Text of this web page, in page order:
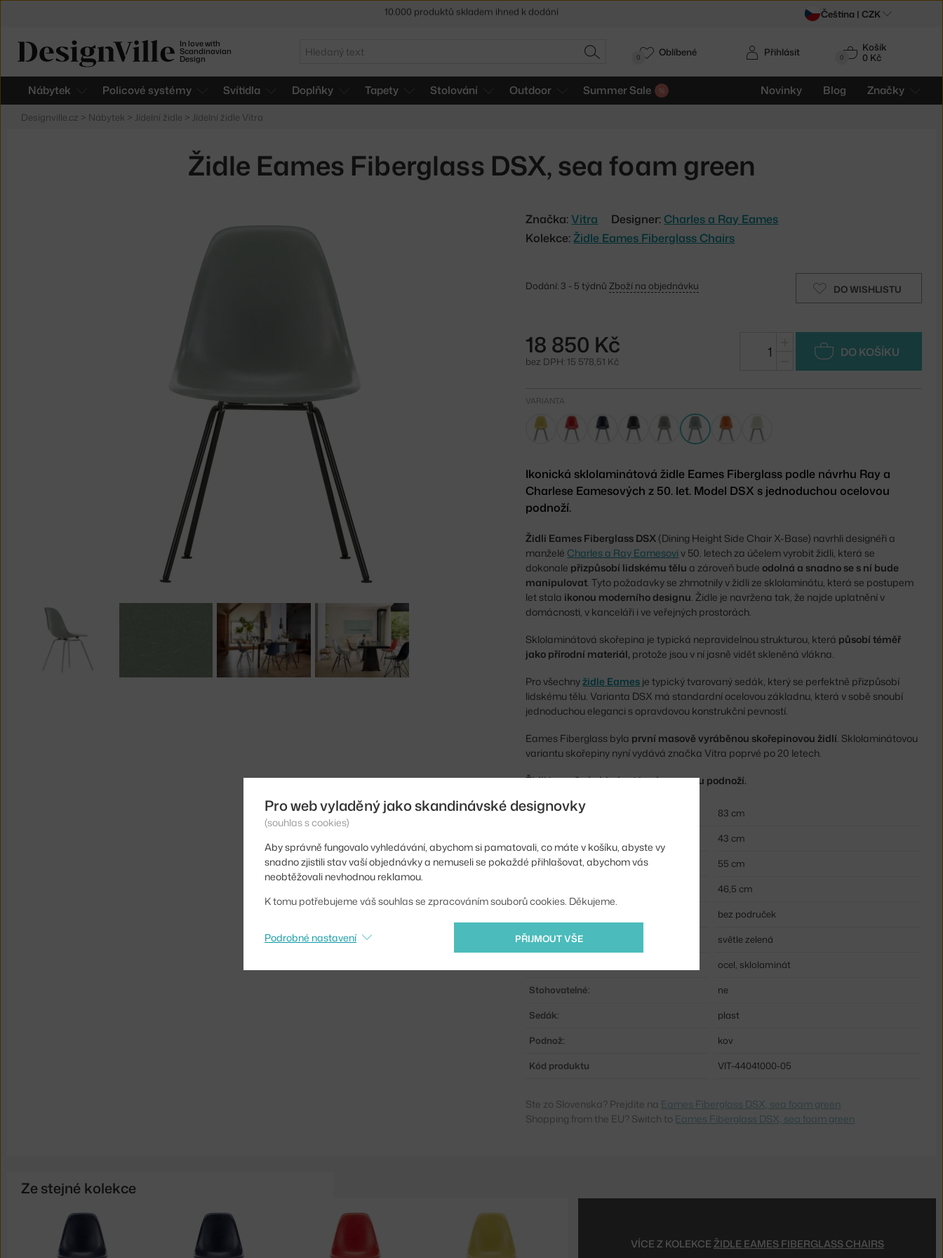
In love with
Scandinavian
Design
Hledat
HLEDAT 0
Košík
0 Kč
Nábytek Policové systémy Svítidla Doplňky Tapety Stolování Outdoor Summer Sale Novinky Blog Značky
Přihlásit
0 Oblíbené
Designville.cz > Nábytek > Jídelní židle > Jídelní židle Vitra
Židle Eames Fiberglass DSX, sea foam green
Značka:Vitra Designer:Charles a Ray Eames
Kolekce:Židle Eames Fiberglass Chairs
DO WISHLISTU
Dodání: 3 - 5 týdnůZboží na objednávku
18 850 Kč
bez DPH: 15 578,51 Kč
DO KOŠÍKU
VARIANTA
Ikonická sklolaminátová židle Eames Fiberglass podle návrhu Ray a
Charlese Eamesových z 50. let. Model DSX s jednoduchou ocelovou
podnoží.
Židli Eames Fiberglass DSX (Dining Height Side Chair X-Base) navrhli designéři a
manželé Charles a Ray Eamesovi v 50. letech za účelem vyrobit židli, která se
dokonale přizpůsobí lidskému tělu a zároveň budeodolná a snadno se s ní bude
manipulovat . Tyto požadavky se zhmotnily v židli ze sklolaminátu, která se postupem
let stala ikonou moderního designu . Židle je navržena tak, že najde uplatnění v
domácnosti, v kanceláři i ve veřejných prostorách.
Sklolaminátová skořepina je typická nepravidelnou strukturou, která působí téměř
jako přírodní materiál, protože jsou v ní jasně vidět skleněná vlákna.
Pro všechnyžidle Eames je typický tvarovaný sedák, který se perfektně přizpůsobí
lidskému tělu. Varianta DSX má standardní ocelovou základnu, která v sobě snoubí
jednoduchou eleganci s opravdovou konstrukční pevností.
Eames Fiberglass byla první masově vyráběnou skořepinovou židlí. Sklolaminátovou
variantu skořepiny nyní vydává značka Vitra poprvé po 20 letech.
Židli je možné objednat i s chromovou podnoží.
Výška:
83 cm
43 cm
Délka:
55 cm
46,5 cm
bez područek
Barva:
světle zelená
ocel, sklolaminát
Stohovatelné:
ne
Sedák:
plast
Podnož:
kov
Kód produktu
VIT-44041000-05
Ste zo Slovenska? Prejdite na Eames Fiberglass DSX, sea foam green
Shopping from the EU? Switch to Eames Fiberglass DSX, sea foam green
Ze stejné kolekce
VÍCE Z KOLEKCE ŽIDLE EAMES FIBERGLASS CHAIRS
Sleva 5 % pro odběratelenewsletteru Čeština | CZK
Pro web vyladěný jako skandinávské designovky
(souhlas s cookies)
Aby správně fungovalo vyhledávání, abychom si pamatovali, co máte v košíku, abyste vy
snadno zjistili stav vaší objednávky a nemuseli se pokaždé přihlašovat, abychom vás
neobtěžovali nevhodnou reklamou.
K tomu potřebujeme váš souhlas se zpracováním souborů cookies. Děkujeme.
PŘIJMOUT VŠE
Podrobné nastavení